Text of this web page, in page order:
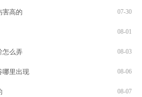
害高的 07-30
08-01
怎么弄 08-03
哪里出现 08-06
08-07